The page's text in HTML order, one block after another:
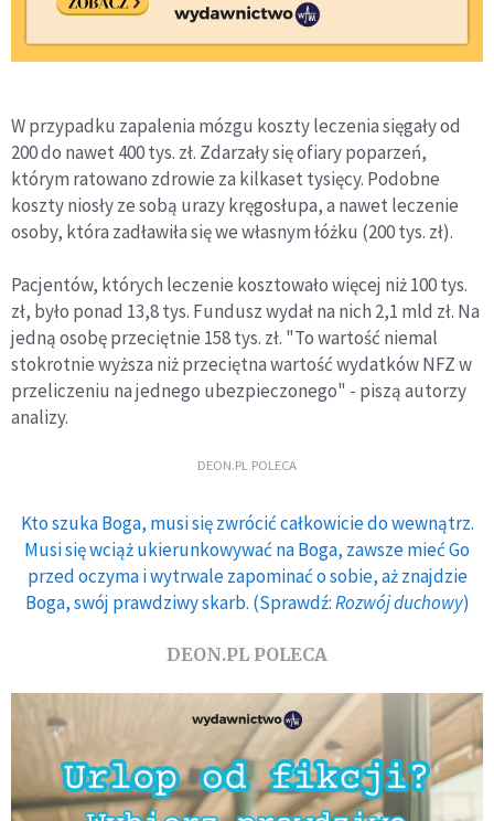
W przypadku zapalenia mózgu koszty leczenia sięgały od
200 do nawet 400 tys. zł. Zdarzały się ofiary poparzeń,
którym ratowano zdrowie za kilkaset tysięcy. Podobne
koszty niosły ze sobą urazy kręgosłupa, a nawet leczenie
osoby, która zadławiła się we własnym łóżku (200 tys. zł).
Pacjentów, których leczenie kosztowało więcej niż 100 tys.
zł, było ponad 13,8 tys. Fundusz wydał na nich 2,1 mld zł. Na
jedną osobę przeciętnie 158 tys. zł. "To wartość niemal
stokrotnie wyższa niż przeciętna wartość wydatków NFZ w
przeliczeniu na jednego ubezpieczonego" - piszą autorzy
analizy.
DEON.PL POLECA
Kto szuka Boga, musi się zwrócić całkowicie do wewnątrz.
Musi się wciąż ukierunkowywać na Boga, zawsze mieć Go
przed oczyma i wytrwale zapominać o sobie, aż znajdzie
Boga, swój prawdziwy skarb. (Sprawdź:Rozwój duchowy)
DEON.PL POLECA